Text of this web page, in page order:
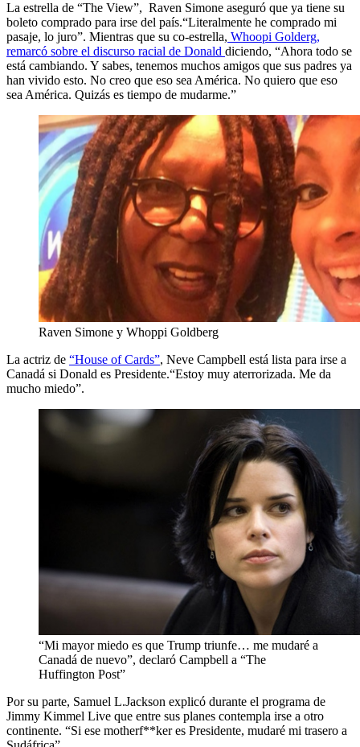
La estrella de “The View”, Raven Simone aseguró que ya tiene su
boleto comprado para irse del país.“Literalmente he comprado mi
pasaje, lo juro”. Mientras que su co-estrella, Whoopi Golderg,
remarcó sobre el discurso racial de Donald diciendo, “Ahora todo se
está cambiando. Y sabes, tenemos muchos amigos que sus padres ya
han vivido esto. No creo que eso sea América. No quiero que eso
sea América. Quizás es tiempo de mudarme.”
Raven Simone y Whoppi Goldberg
La actriz de “House of Cards”, Neve Campbell está lista para irse a
Canadá si Donald es Presidente.“Estoy muy aterrorizada. Me da
mucho miedo”.
“Mi mayor miedo es que Trump triunfe… me mudaré a
Canadá de nuevo”, declaró Campbell a “The
Huffington Post”
Por su parte, Samuel L.Jackson explicó durante el programa de
Jimmy Kimmel Live que entre sus planes contempla irse a otro
continente. “Si ese motherf**ker es Presidente, mudaré mi trasero a